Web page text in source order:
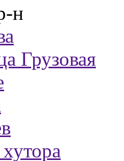
н
Грузовая